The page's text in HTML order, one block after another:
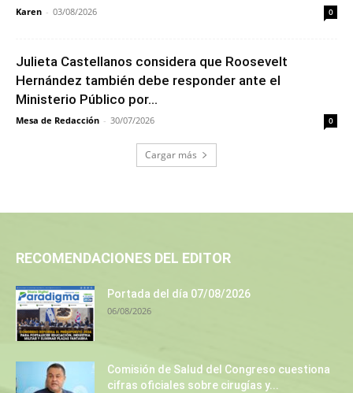
Karen - 03/08/2026 0
Julieta Castellanos considera que Roosevelt
Hernández también debe responder ante el
Ministerio Público por...
Mesa de Redacción - 30/07/2026 0
Cargar más
RECOMENDACIONES DEL EDITOR
Portada del día 07/08/2026
06/08/2026
Comisión de Salud del Congreso cuestiona
cifras oficiales sobre cirugías y...